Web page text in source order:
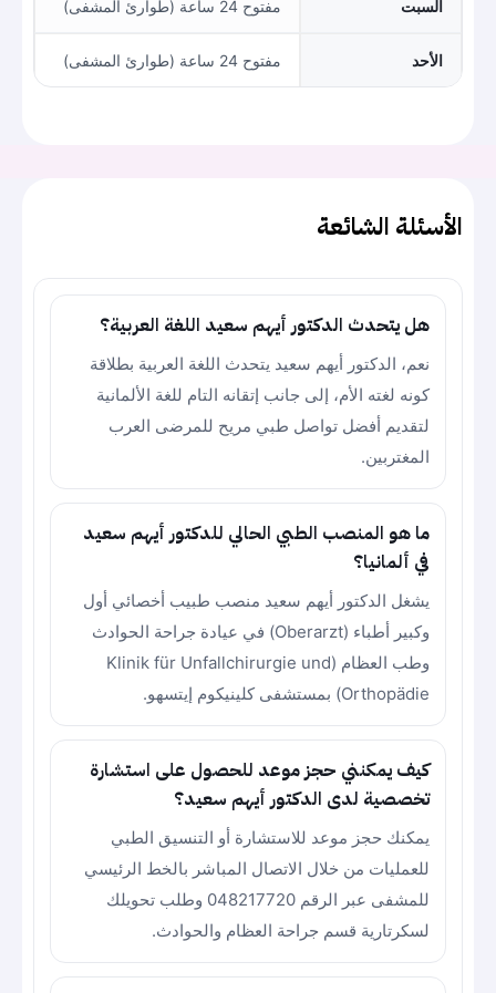
السبت مفتوح 24 ساعة (طوارئ المشفى)
الأحد مفتوح 24 ساعة (طوارئ المشفى)
الأسئلة الشائعة
هل يتحدث الدكتور أيهم سعيد اللغة العربية؟
نعم، الدكتور أيهم سعيد يتحدث اللغة العربية بطلاقة
كونه لغته الأم، إلى جانب إتقانه التام للغة الألمانية
لتقديم أفضل تواصل طبي مريح للمرضى العرب
المغتربين.
ما هو المنصب الطبي الحالي للدكتور أيهم سعيد
في ألمانيا؟
يشغل الدكتور أيهم سعيد منصب طبيب أخصائي أول
وكبير أطباء (Oberarzt) في عيادة جراحة الحوادث
وطب العظام (Klinik für Unfallchirurgie und
Orthopädie) بمستشفى كلينيكوم إيتسهو.
كيف يمكنني حجز موعد للحصول على استشارة
تخصصية لدى الدكتور أيهم سعيد؟
يمكنك حجز موعد للاستشارة أو التنسيق الطبي
للعمليات من خلال الاتصال المباشر بالخط الرئيسي
للمشفى عبر الرقم 048217720 وطلب تحويلك
لسكرتارية قسم جراحة العظام والحوادث.